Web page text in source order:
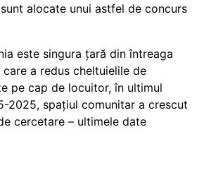
alocate unui astfel de concurs
este singura țară din întreaga
care a redus cheltuielile de
pe cap de locuitor, în ultimul
2025, spațiul comunitar a crescut
cercetare – ultimele date